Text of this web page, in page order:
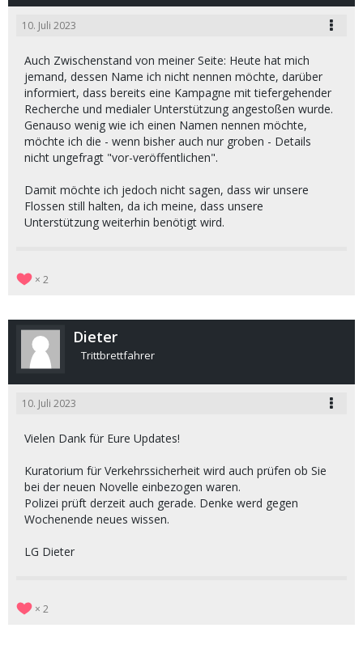
10. Juli 2023
Auch Zwischenstand von meiner Seite: Heute hat mich
jemand, dessen Name ich nicht nennen möchte, darüber
informiert, dass bereits eine Kampagne mit tiefergehender
Recherche und medialer Unterstützung angestoßen wurde.
Genauso wenig wie ich einen Namen nennen möchte,
möchte ich die - wenn bisher auch nur groben - Details
nicht ungefragt "vor-veröffentlichen".
Damit möchte ich jedoch nicht sagen, dass wir unsere
Flossen still halten, da ich meine, dass unsere
Unterstützung weiterhin benötigt wird.
2
Dieter
Trittbrettfahrer
10. Juli 2023
Vielen Dank für Eure Updates!
Kuratorium für Verkehrssicherheit wird auch prüfen ob Sie
bei der neuen Novelle einbezogen waren.
Polizei prüft derzeit auch gerade. Denke werd gegen
Wochenende neues wissen.
LG Dieter
2